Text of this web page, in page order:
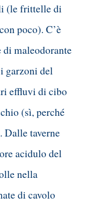
(le frittelle di
poco). C’è
di maleodorante
garzoni del
effluvi di cibo
(sì, perché
Dalle taverne
acidulo del
nella
di cavolo